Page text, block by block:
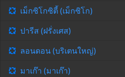
เม็กซิโกซิตี้ (เม็กซิโก)
ปารีส (ฝรั่งเศส)
ลอนดอน (บริเตนใหญ่)
มาเก๊า (มาเก๊า)